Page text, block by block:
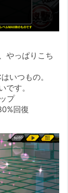
やっぱりこち
いつもの。
です。
プ
回復